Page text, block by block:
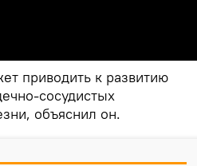
приводить к развитию
сосудистых
объяснил он.